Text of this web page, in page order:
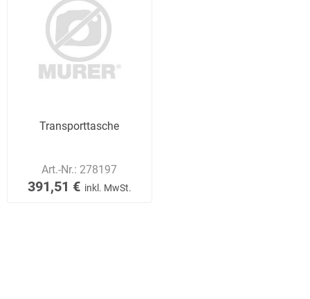
Transporttasche
Art.-Nr.: 278197
391,51 € inkl. MwSt.